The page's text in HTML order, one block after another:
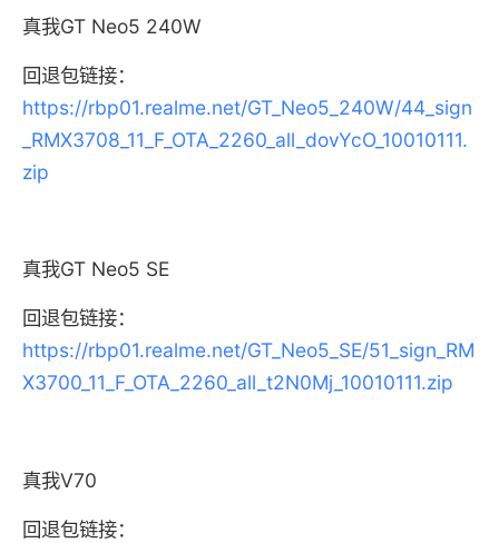
真我GT Neo5 240W
回退包链接：
https://rbp01.realme.net/GT_Neo5_240W/44_sign
_RMX3708_11_F_OTA_2260_all_dovYcO_10010111.
zip
真我GT Neo5 SE
回退包链接：
https://rbp01.realme.net/GT_Neo5_SE/51_sign_RM
X3700_11_F_OTA_2260_all_t2N0Mj_10010111.zip
真我V70
回退包链接：